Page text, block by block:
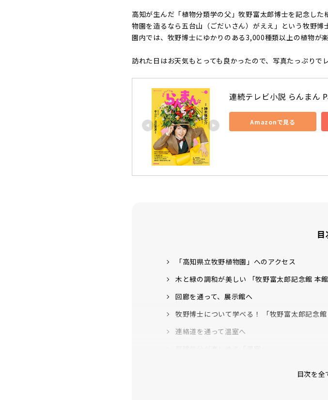
高知が生んだ「植物分類学の父」牧野富太郎博士を記念し
物園を造るなら五台山（ごだいさん）がええ」という牧野
園内では、牧野博士にゆかりのある3,000種類以上の植物が楽
訪れた日はお天気もとっても良かったので、写真たっぷりで
連続テレビ小説 らんまん
Amazonで見る
目
「高知県立牧野植物園」へのアクセス
木と緑の調和が美しい 「牧野富太郎記念館 本館
回廊を通って、展示館へ
牧野博士について学べる！ 「牧野富太郎記念館
連絡道を通って温室へ